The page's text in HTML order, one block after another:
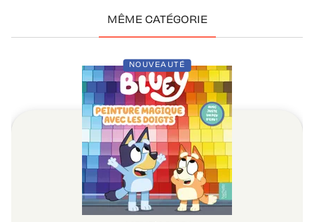
MÊME CATÉGORIE
NOUVEAUTÉ